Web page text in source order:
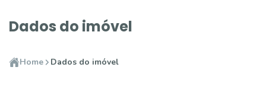
Dados do imóvel
Home Dados do imóvel